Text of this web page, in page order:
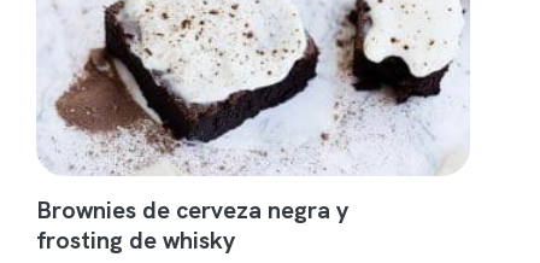
Brownies de cerveza negra y
frosting de whisky